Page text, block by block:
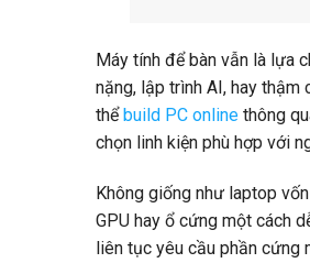
Máy tính để bàn vẫn là lựa
nặng, lập trình AI, hay
thểbuild PC online thông
chọn linh kiện phù hợp với
Không giống như laptop
GPU hay ổ cứng một cách
liên tục yêu cầu phần cứng